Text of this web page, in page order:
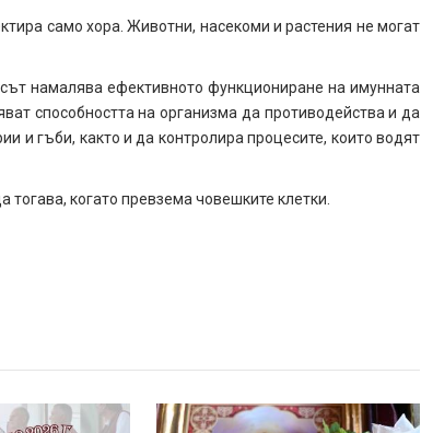
само хора. Животни, насекоми и растения не могат
намалява ефективното функциониране на имунната
способността на организма да противодейства и да
и гъби, както и да контролира процесите, които водят
когато превзема човешките клетки.